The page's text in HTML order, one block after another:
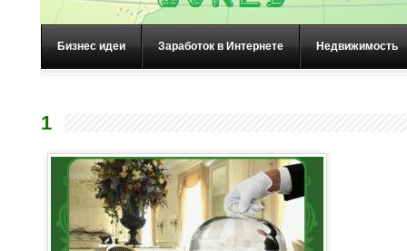
Бизнес идеи Заработок в Интернете Недвижимость
1